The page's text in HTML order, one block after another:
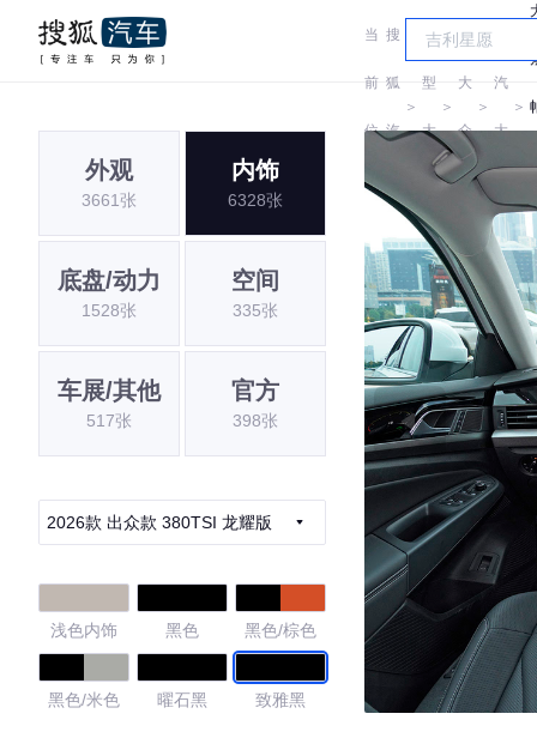
当
前
位
置:
搜
狐
汽
＞
车
型
大
全
＞
大
众
＞
汽
大
＞
外观
3661张
内饰
6328张
底盘/动力
1528张
空间
335张
车展/其他
517张
官方
398张
2026款 出众款 380TSI 龙耀版
浅色内饰 黑色 黑色/棕色
黑色/米色 曜石黑 致雅黑